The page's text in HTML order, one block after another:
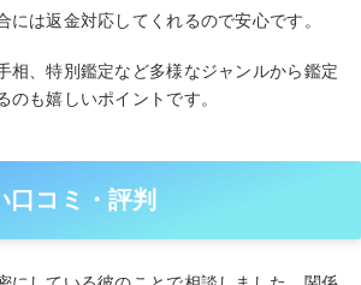
には返金対応してくれるので安心です。
相、特別鑑定など多様なジャンルから鑑定
のも嬉しいポイントです。
口コミ・評判